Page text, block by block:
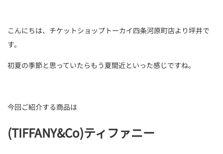
こんにちは、チケットショップトーカイ四条河原町店より坪井で
す。
初夏の季節と思っていたらもう夏間近といった感じですね。
今回ご紹介する商品は
(TIFFANY&Co)ティファニー